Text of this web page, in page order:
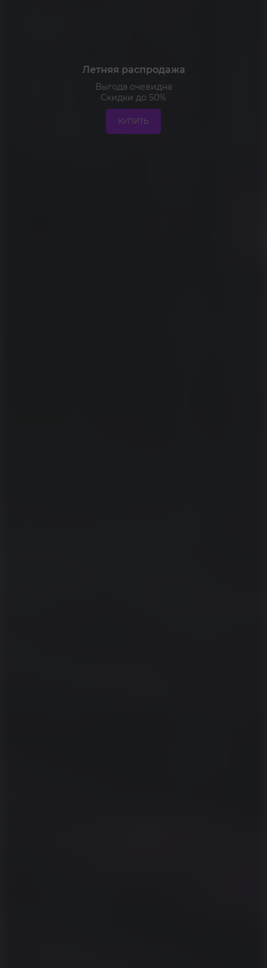
Летняя распродажа
Выгода очевидна
Скидки до 50%
КУПИТЬ